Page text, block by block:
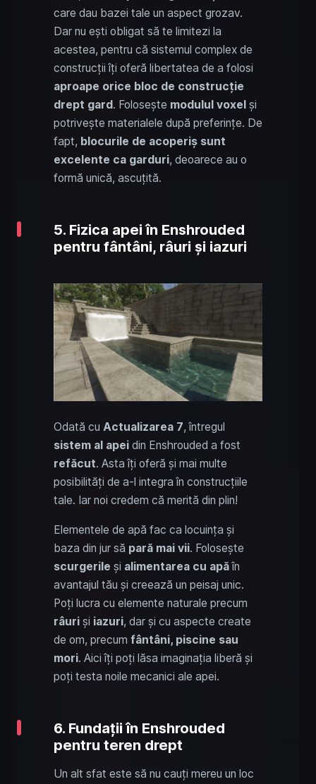
care dau bazei tale un aspect grozav.
Dar nu ești obligat să te limitezi la
acestea, pentru că sistemul complex de
construcții îți oferă libertatea de a folosi
aproape orice bloc de construcție
drept gard . Folosește modulul voxel și
potrivește materialele după preferințe. De
fapt, blocurile de acoperiș sunt
excelente ca garduri, deoarece au o
formă unică, ascuțită.
5. Fizica apei în Enshrouded
pentru fântâni, râuri și iazuri
Odată cu Actualizarea 7, întregul
sistem al apei din Enshrouded a fost
refăcut. Asta îți oferă și mai multe
posibilități de a-l integra în construcțiile
tale. Iar noi credem că merită din plin!
Elementele de apă fac ca locuința și
baza din jur să pară mai vii. Folosește
scurgerile și alimentarea cu apăîn
avantajul tău și creează un peisaj unic.
Poți lucra cu elemente naturale precum
râuri și iazuri, dar și cu aspecte create
de om, precum fântâni, piscine sau
mori. Aici îți poți lăsa imaginația liberă și
poți testa noile mecanici ale apei.
6. Fundații în Enshrouded
pentru teren drept
Un alt sfat este să nu cauți mereu un loc